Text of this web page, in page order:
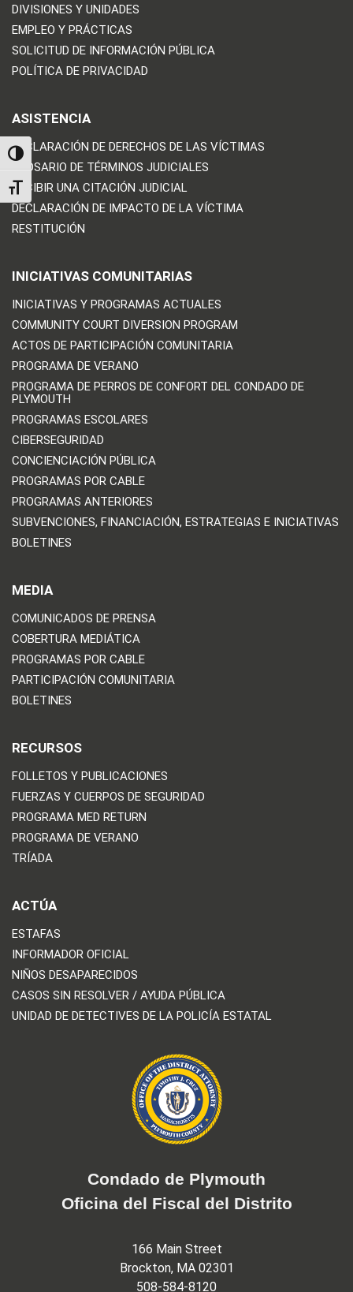
TOGGLE HIGH CONTRAST
TOGGLE FONT SIZE
DIVISIONES Y UNIDADES
EMPLEO Y PRÁCTICAS
SOLICITUD DE INFORMACIÓN PÚBLICA
POLÍTICA DE PRIVACIDAD
ASISTENCIA
DECLARACIÓN DE DERECHOS DE LAS VÍCTIMAS
GLOSARIO DE TÉRMINOS JUDICIALES
RECIBIR UNA CITACIÓN JUDICIAL
DECLARACIÓN DE IMPACTO DE LA VÍCTIMA
RESTITUCIÓN
INICIATIVAS COMUNITARIAS
INICIATIVAS Y PROGRAMAS ACTUALES
COMMUNITY COURT DIVERSION PROGRAM
ACTOS DE PARTICIPACIÓN COMUNITARIA
PROGRAMA DE VERANO
PROGRAMA DE PERROS DE CONFORT DEL CONDADO DE
PLYMOUTH
PROGRAMAS ESCOLARES
CIBERSEGURIDAD
CONCIENCIACIÓN PÚBLICA
PROGRAMAS POR CABLE
PROGRAMAS ANTERIORES
SUBVENCIONES, FINANCIACIÓN, ESTRATEGIAS E INICIATIVAS
BOLETINES
MEDIA
COMUNICADOS DE PRENSA
COBERTURA MEDIÁTICA
PROGRAMAS POR CABLE
PARTICIPACIÓN COMUNITARIA
BOLETINES
RECURSOS
FOLLETOS Y PUBLICACIONES
FUERZAS Y CUERPOS DE SEGURIDAD
PROGRAMA MED RETURN
PROGRAMA DE VERANO
TRÍADA
ACTÚA
ESTAFAS
INFORMADOR OFICIAL
NIÑOS DESAPARECIDOS
CASOS SIN RESOLVER / AYUDA PÚBLICA
UNIDAD DE DETECTIVES DE LA POLICÍA ESTATAL
Condado de Plymouth
Oficina del Fiscal del Distrito
166 Main Street
Brockton, MA 02301
508-584-8120